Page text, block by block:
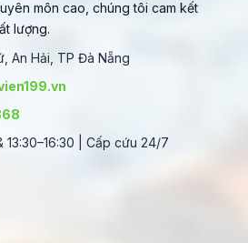
môn cao, chúng tôi cam kết
lượng.
An Hải, TP Đà Nẵng
13:30–16:30 | Cấp cứu 24/7